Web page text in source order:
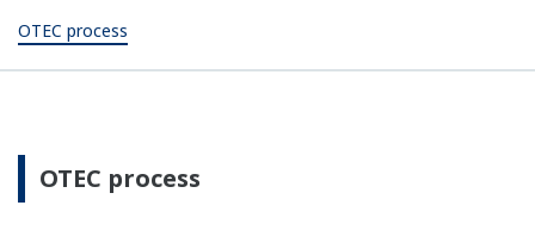
OTEC process
OTEC process